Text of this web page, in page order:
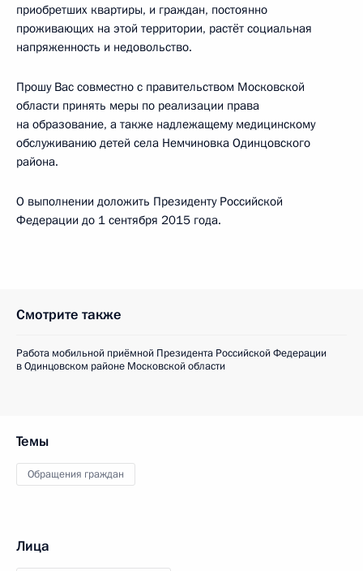
приобретших квартиры, и граждан, постоянно
проживающих на этой территории, растёт социальная
напряженность и недовольство.
Прошу Вас совместно с правительством Московской
области принять меры по реализации права
на образование, а также надлежащему медицинскому
обслуживанию детей села Немчиновка Одинцовского
района.
О выполнении доложить Президенту Российской
Федерации до 1 сентября 2015 года.
Смотрите также
Работа мобильной приёмной Президента Российской Федерации
в Одинцовском районе Московской области
Темы
Обращения граждан
Лица